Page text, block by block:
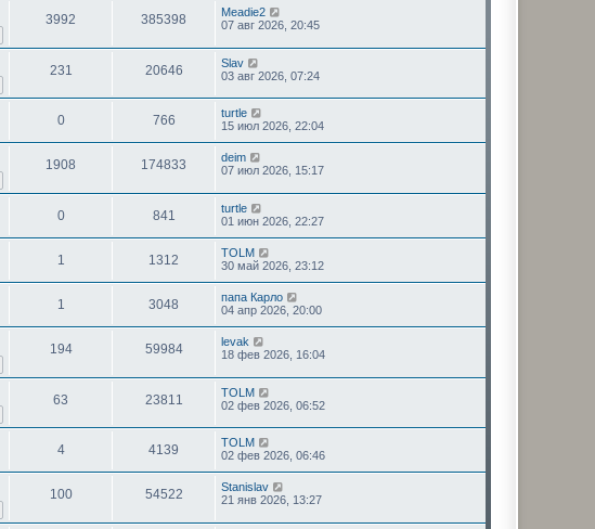
3992 385398
Meadie2
07 авг 2026, 20:45
231 20646
Slav
03 авг 2026, 07:24
0 766
turtle
15 июл 2026, 22:04
1908 174833
deim
07 июл 2026, 15:17
0 841
turtle
01 июн 2026, 22:27
1 1312
TOLM
30 май 2026, 23:12
1 3048
папа Карло
04 апр 2026, 20:00
194 59984
levak
18 фев 2026, 16:04
63 23811
TOLM
02 фев 2026, 06:52
4 4139
TOLM
02 фев 2026, 06:46
100 54522
Stanislav
21 янв 2026, 13:27